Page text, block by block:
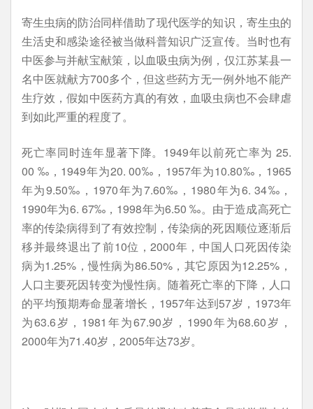
寄生虫病的防治同样借助了现代医学的知识，寄生虫的
生活史和感染途径被当做科普知识广泛宣传。当时也有
中医参与并献宝献策，以血吸虫病为例，仅江苏某县一
名中医就献方700多个，但这些药方无一例外地不能产
生疗效，假如中医药方真的有效，血吸虫病也不会肆虐
到如此严重的程度了。
死亡率同时连年显著下降。1949年以前死亡率为 25.
00 ‰，1949年为20. 00‰，1957年为10.80‰，1965
年为9.50‰，1970年为7.60‰，1980年为6. 34‰，
1990年为6. 67‰，1998年为6.50 ‰。由于造成高死亡
率的传染病得到了有效控制，传染病的死因顺位逐渐后
移并最终退出了前10位，2000年，中国人口死因传染
病为1.25%，慢性病为86.50%，其它原因为12.25%，
人口主要死因转变为慢性病。随着死亡率的下降，人口
的平均预期寿命显著增长，1957年达到57岁，1973年
为63.6岁，1981年为67.90岁，1990年为68.60岁，
2000年为71.40岁，2005年达73岁。